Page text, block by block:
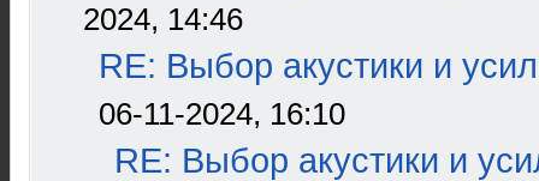
2024, 14:46
RE: Выбор акустики и
06-11-2024, 16:10
RE: Выбор акустики и